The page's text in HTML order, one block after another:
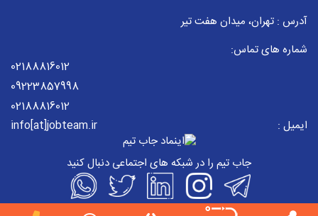
آدرس : تهران، میدان هفت تیر
شماره های تماس:
02188816012
09223857998
02188816012
ایمیل :
info[at]jobteam.ir
جاب تیم را در شبکه های اجتماعی دنبال کنید